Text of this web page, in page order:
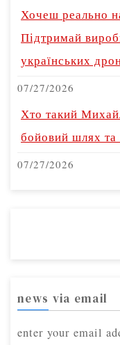
Хочеш реально
Підтримай
українських
07/27/2026
Хто такий
бойовий шлях та
07/27/2026
news via email
enter your email